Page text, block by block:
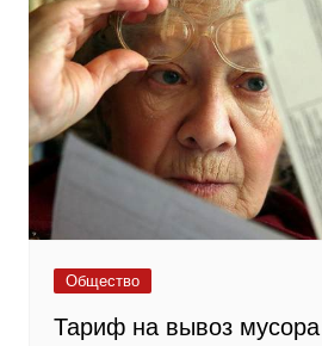
Общество
Тариф на вывоз мусора